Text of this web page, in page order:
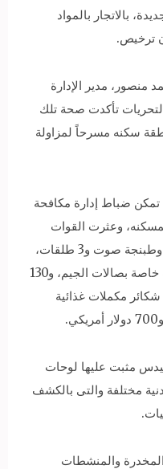
بالاتجار بالمواد
ترخيص.
مدير الإدارة
تأكدت صحة تلك
سكنه مسرحاً لمزاولة
تمكن ضباط إدارة مكافحة
وعثرت القوات
بحوزته على بندقية آلي و4 طلقات، وطبنجة صوت و3 طلقات،
و35 ألف قرص منشطات وهرمونات خاصة بصالات الجيم، و130
أنيول من عقار الأفدرين المخدر، و8 شكائر مكملات غذائية
مثبت عليها لوحات
4 لوحات معدنية مختلفة والتى بالكشف
المخدرة والمنشطات